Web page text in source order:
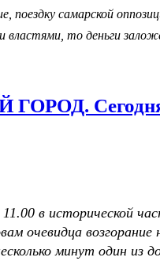
поездку самарской
властями, то деньги
Сегодня
11.00 в исторической
очевидца возгорание
минут один из